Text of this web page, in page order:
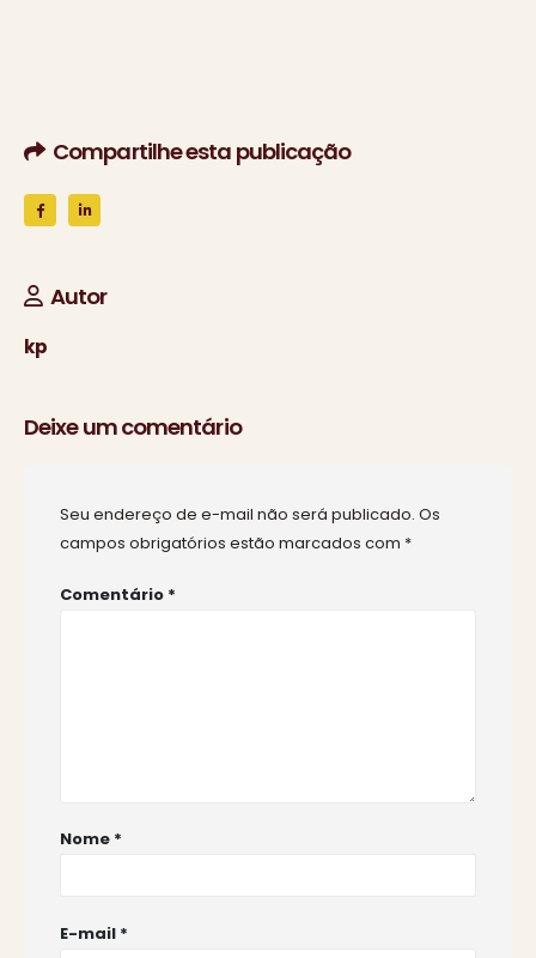
Compartilhe esta publicação
Autor
kp
Deixe um comentário
Seu endereço de e-mail não será publicado. Os
campos obrigatórios estão marcados com *
Comentário *
Nome *
E-mail *